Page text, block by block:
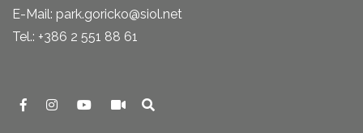
E-Mail: park.goricko@siol.net
Tel.: +386 2 551 88 61